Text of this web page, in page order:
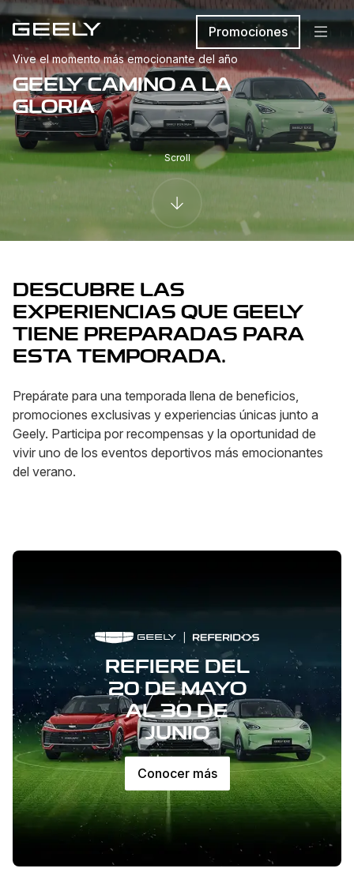
Promociones
Vive el momento más emocionante del año
GEELY CAMINO A LA
GLORIA
Scroll
DESCUBRE LAS
EXPERIENCIAS QUE GEELY
TIENE PREPARADAS PARA
ESTA TEMPORADA.
Prepárate para una temporada llena de beneficios,
promociones exclusivas y experiencias únicas junto a
Geely. Participa por recompensas y la oportunidad de
vivir uno de los eventos deportivos más emocionantes
del verano.
REFIERE DEL
20 DE MAYO
AL 30 DE
JUNIO
Conocer más